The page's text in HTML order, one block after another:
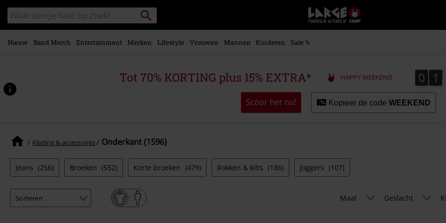
naar
hoofdinhoud
Zoek
in
catalogus
Packstation
zoeken
Large
–
Muziek-,
+
kleding
Nieuw Band Merch Entertainment Merken Lifestyle Vrouwen Mannen Kinderen Sale %
Tot 70% KORTING plus 15% EXTRA* HAPPY WEEKEND 0
0 1
1
Scoor het nu! Kopieer de code WEEKEND
Kleding & accessoires Onderkant (1596)
Jeans (256) Broeken (552) Korte broeken (479) Rokken & kilts (186) Joggers (107)
Maat Geslacht